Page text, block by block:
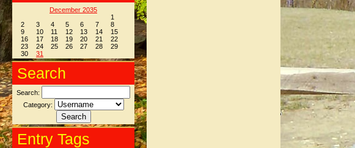
December 2035
1
2
3 4 5 6 7
8
9
10 11 12 13 14
15
16
17 18 19 20 21
22
23
24 25 26 27 28
29
30
31
Search
Search:
Category:
Entry Tags